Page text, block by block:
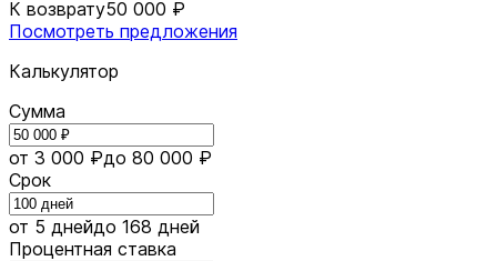
К возврату50 000 ₽
Посмотреть предложения
Калькулятор
Сумма
от 3 000 ₽до 80 000 ₽
Срок
от 5 днейдо 168 дней
Процентная ставка